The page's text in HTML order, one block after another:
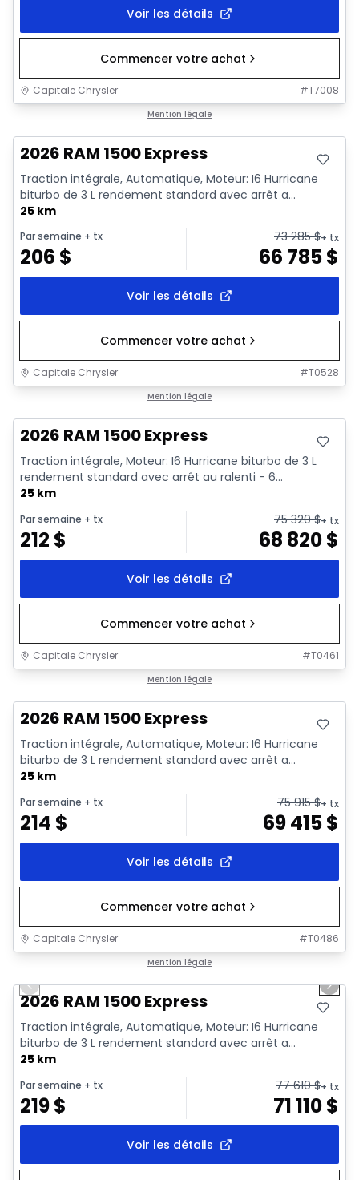
Voir les détails
Commencer votre achat
Capitale Chrysler #T7008
Mention légale
2026 RAM 1500 Express
Traction intégrale, Automatique, Moteur: I6 Hurricane
biturbo de 3 L rendement standard avec arrêt a...
25 km
Par semaine + tx
206 $
73 285$+ tx
66 785$
Voir les détails
Commencer votre achat
Capitale Chrysler #T0528
Mention légale
2026 RAM 1500 Express
Traction intégrale, Moteur: I6 Hurricane biturbo de 3 L
rendement standard avec arrêt au ralenti - 6...
25 km
Par semaine + tx
212 $
75 320$+ tx
68 820$
Voir les détails
Commencer votre achat
Capitale Chrysler #T0461
Mention légale
2026 RAM 1500 Express
Traction intégrale, Automatique, Moteur: I6 Hurricane
biturbo de 3 L rendement standard avec arrêt a...
25 km
Par semaine + tx
214 $
75 915$+ tx
69 415$
Voir les détails
Commencer votre achat
Capitale Chrysler #T0486
Mention légale
Previous slide Next
2026 RAM 1500 Express
Traction intégrale, Automatique, Moteur: I6 Hurricane
biturbo de 3 L rendement standard avec arrêt a...
25 km
Par semaine + tx
219$
77 610$+ tx
71 110$
Voir les détails